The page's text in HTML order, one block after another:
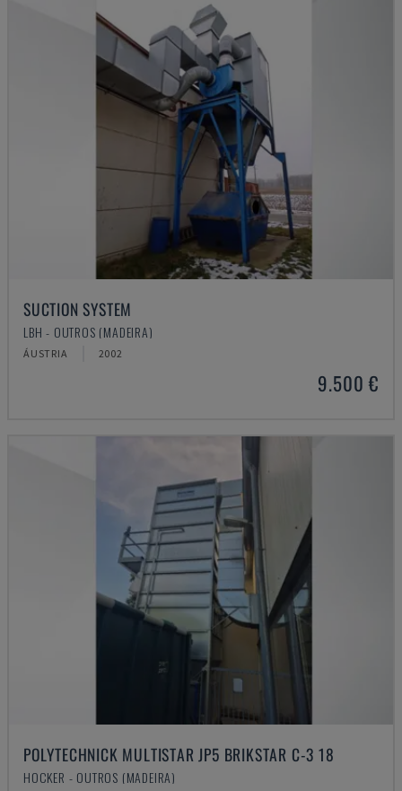
SUCTION SYSTEM
LBH - OUTROS (MADEIRA)
ÁUSTRIA 2002
9.500 €
POLYTECHNICK MULTISTAR JP5 BRIKSTAR C-3 18
HOCKER - OUTROS (MADEIRA)